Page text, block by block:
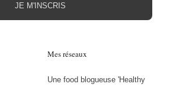
Mes réseaux
Une food blogueuse 'Healthy
JE M'INSCRIS